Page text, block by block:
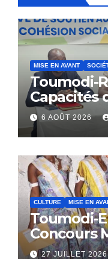
MISE EN AVANT
Toumodi-
Capacités
6 AOÛT 2026
CULTURE MISE EN
Toumodi-
Concours
bientôt
27 JUILLET 2026